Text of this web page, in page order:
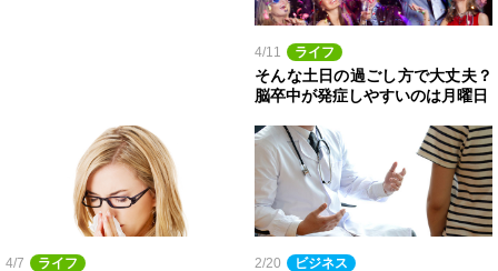
4/11 ライフ
そんな土日の過ごし方で大丈夫？
脳卒中が発症しやすいのは月曜日
4/7 ライフ 2/20 ビジネス